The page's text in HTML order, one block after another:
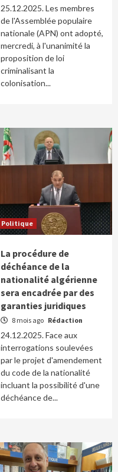
25.12.2025. Les membres
de l'Assemblée populaire
nationale (APN) ont adopté,
mercredi, à l'unanimité la
proposition de loi
criminalisant la
colonisation...
Politique
La procédure de
déchéance de la
nationalité algérienne
sera encadrée par des
garanties juridiques
8 mois ago Rédaction
24.12.2025. Face aux
interrogations soulevées
par le projet d'amendement
du code de la nationalité
incluant la possibilité d'une
déchéance de...